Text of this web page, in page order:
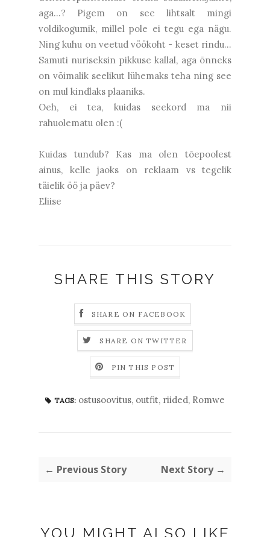
aga...? Pigem on see lihtsalt mingi
voldikogumik, millel pole ei tegu ega nägu.
Ning kuhu on veetud vöökoht - keset rindu...
Samuti nuriseksin pikkuse kallal, aga õnneks
on võimalik seelikut lühemaks teha ning see
on mul kindlaks plaaniks.
Oeh, ei tea, kuidas seekord ma nii
rahuolematu olen :(
Kuidas tundub? Kas ma olen tõepoolest
ainus, kelle jaoks on reklaam vs tegelik
täielik öö ja päev?
Eliise
SHARE THIS STORY
SHARE ON FACEBOOK
SHARE ON TWITTER
PIN THIS POST
TAGS: ostusoovitus, outfit, riided, Romwe
← Previous Story Next Story →
YOU MIGHT ALSO LIKE